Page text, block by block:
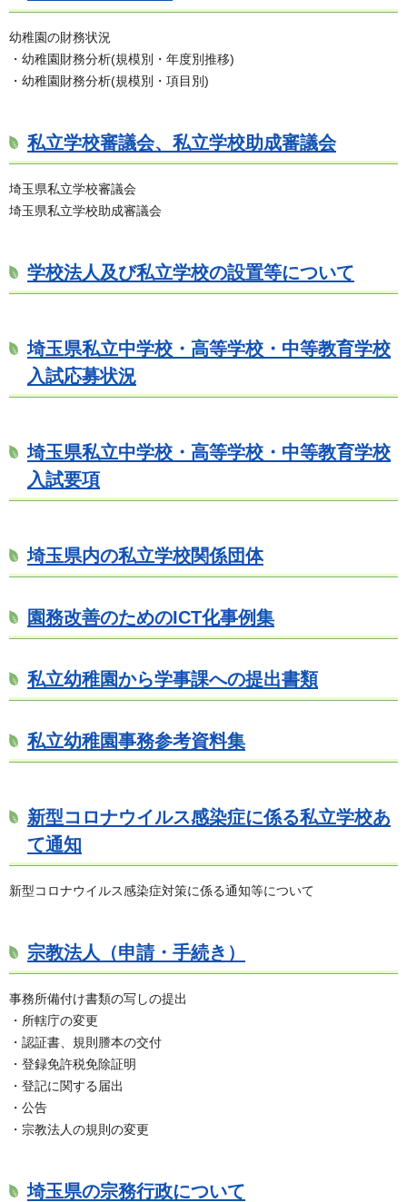
幼稚園の財務状況
・幼稚園財務分析(規模別・年度別推移)
・幼稚園財務分析(規模別・項目別)
私立学校審議会、私立学校助成審議会
埼玉県私立学校審議会
埼玉県私立学校助成審議会
学校法人及び私立学校の設置等について
埼玉県私立中学校・高等学校・中等教育学校
入試応募状況
埼玉県私立中学校・高等学校・中等教育学校
入試要項
埼玉県内の私立学校関係団体
園務改善のためのICT化事例集
私立幼稚園から学事課への提出書類
私立幼稚園事務参考資料集
新型コロナウイルス感染症に係る私立学校あ
て通知
新型コロナウイルス感染症対策に係る通知等について
宗教法人（申請・手続き）
事務所備付け書類の写しの提出
・所轄庁の変更
・認証書、規則謄本の交付
・登録免許税免除証明
・登記に関する届出
・公告
・宗教法人の規則の変更
埼玉県の宗務行政について